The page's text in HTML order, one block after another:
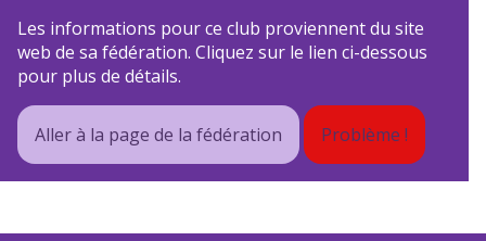
Les informations pour ce club proviennent du site
web de sa fédération. Cliquez sur le lien ci-dessous
pour plus de détails.
Aller à la page de la fédération Problème !